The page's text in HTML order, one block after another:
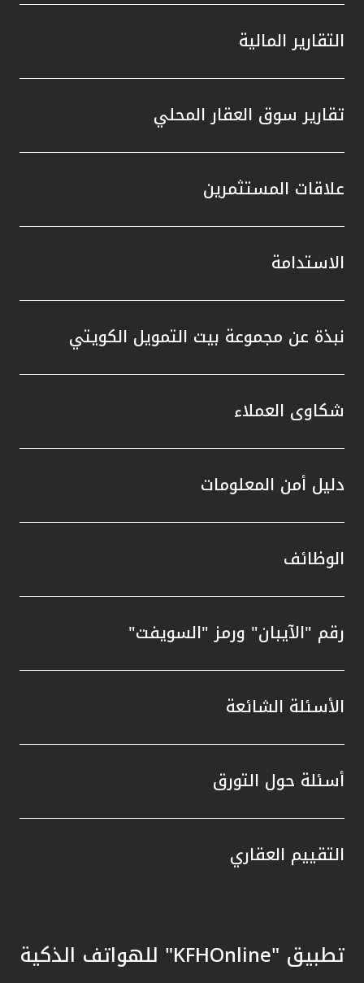
التقارير المالية
تقارير سوق العقار المحلي
علاقات المستثمرين
الاستدامة
نبذة عن مجموعة بيت التمويل الكويتي
شكاوى العملاء
دليل أمن المعلومات
الوظائف
رقم "الآيبان" ورمز "السويفت"
الأسئلة الشائعة
أسئلة حول التورق
التقييم العقاري
تطبيق "KFHOnline" للهواتف الذكية